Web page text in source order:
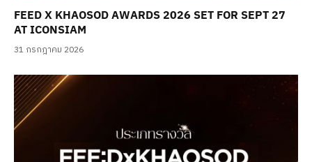
FEED X KHAOSOD AWARDS 2026 SET FOR SEPT 27
AT ICONSIAM
31 กรกฎาคม 2026